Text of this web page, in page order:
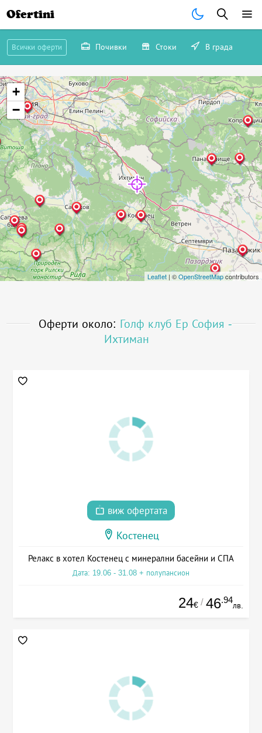
Ofertini
Всички оферти Почивки Стоки В града
+
−
Leaflet | ©OpenStreetMapcontributors
Оферти около: Голф клуб Ер София -
Ихтиман
виж офертата
Костенец
Релакс в хотел Костенец с минерални басейни и СПА
Дата: 19.06 - 31.08 + полупансион
24€ / 46.94
лв.